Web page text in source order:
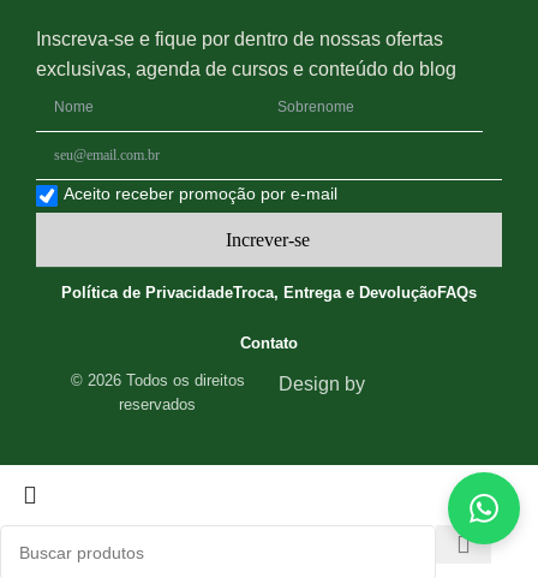
Inscreva-se e fique por dentro de nossas ofertas
exclusivas, agenda de cursos e conteúdo do blog
Aceito receber promoção por e-mail
Increver-se
© 2026 Todos os direitos
reservados
Design by
Política de PrivacidadeTroca, Entrega e DevoluçãoFAQs
Contato